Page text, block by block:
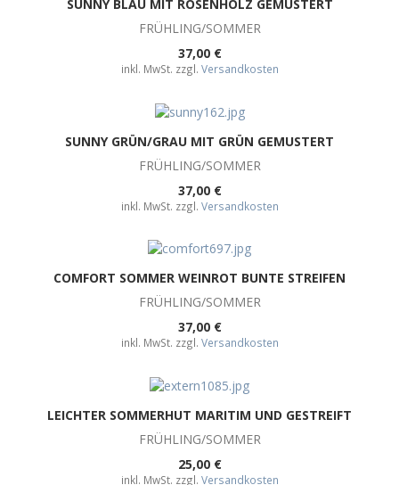
SUNNY BLAU MIT ROSENHOLZ GEMUSTERT
FRÜHLING/SOMMER
37,00 €
inkl. MwSt. zzgl. Versandkosten
SUNNY GRÜN/GRAU MIT GRÜN GEMUSTERT
FRÜHLING/SOMMER
37,00 €
inkl. MwSt. zzgl. Versandkosten
COMFORT SOMMER WEINROT BUNTE STREIFEN
FRÜHLING/SOMMER
37,00 €
inkl. MwSt. zzgl. Versandkosten
LEICHTER SOMMERHUT MARITIM UND GESTREIFT
FRÜHLING/SOMMER
25,00 €
inkl. MwSt. zzgl. Versandkosten